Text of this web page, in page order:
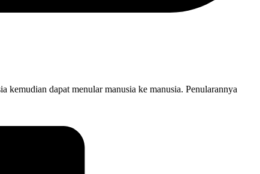
dapat menular manusia ke manusia. Penularannya